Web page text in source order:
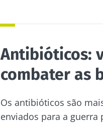
Antibióticos:
combater as
Os antibióticos são
enviados para a guerra